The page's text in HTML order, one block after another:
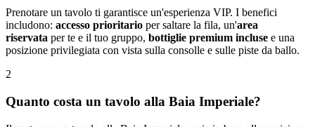
Prenotare un tavolo ti garantisce un'esperienza VIP. I benefici
includono: accesso prioritario per saltare la fila, un'area
riservata per te e il tuo gruppo, bottiglie premium incluse e una
posizione privilegiata con vista sulla consolle e sulle piste da ballo.
2
Quanto costa un tavolo alla Baia Imperiale?